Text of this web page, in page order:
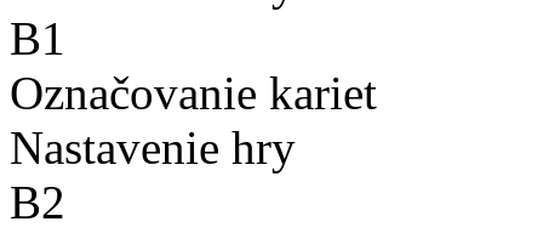
B1
Označovanie kariet
Nastavenie hry
B2